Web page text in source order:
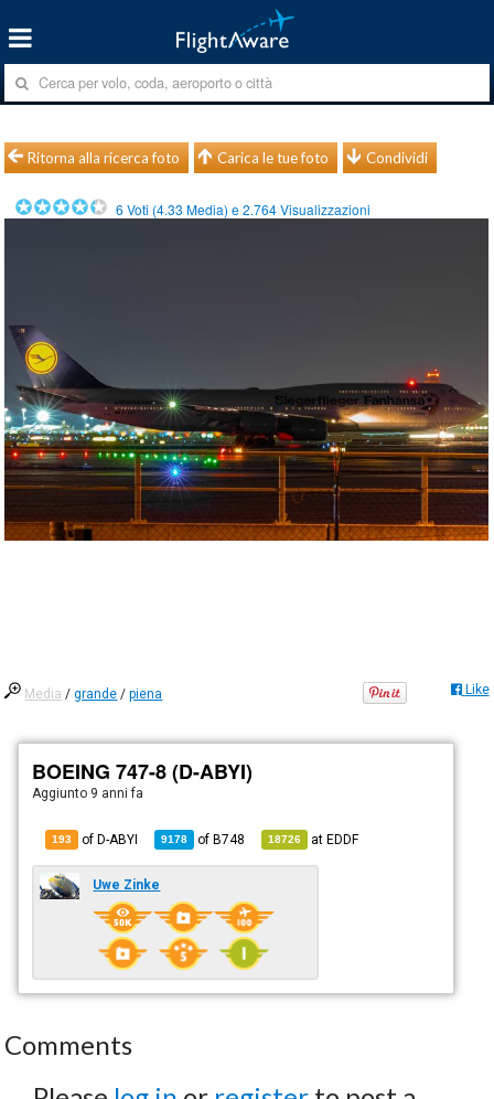
Ritorna alla ricerca foto Carica le tue foto Condividi
6 Voti (4.33 Media) e2.764Visualizzazioni
Media /grande /piena Like
BOEING 747-8 (D-ABYI)
Aggiunto 9 anni fa
193 of D-ABYI 9178 ofB748 18726 atEDDF
Uwe Zinke
Comments